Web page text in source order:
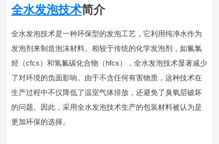
全水发泡技术简介
全水发泡技术是一种环保型的发泡工艺，它利用纯净水作为
发泡剂来制造泡沫材料。相较于传统的化学发泡剂，如氟氯
烃（cfcs）和氢氟碳化合物（hfcs），全水发泡技术显著减少
了对环境的负面影响。由于不含任何有害物质，这种技术在
生产过程中不仅降低了温室气体排放，还避免了臭氧层破坏
的问题。因此，采用全水发泡技术生产的包装材料被认为是
更加环保的选择。